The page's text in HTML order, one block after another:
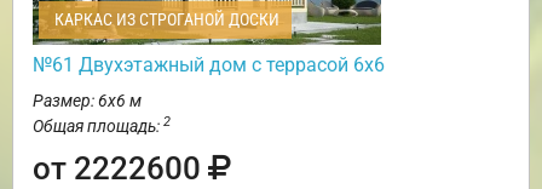
КАРКАС ИЗ СТРОГАНОЙ ДОСКИ
№61 Двухэтажный дом с террасой 6х6
Размер: 6х6 м
Общая площадь: 2
от 2222600